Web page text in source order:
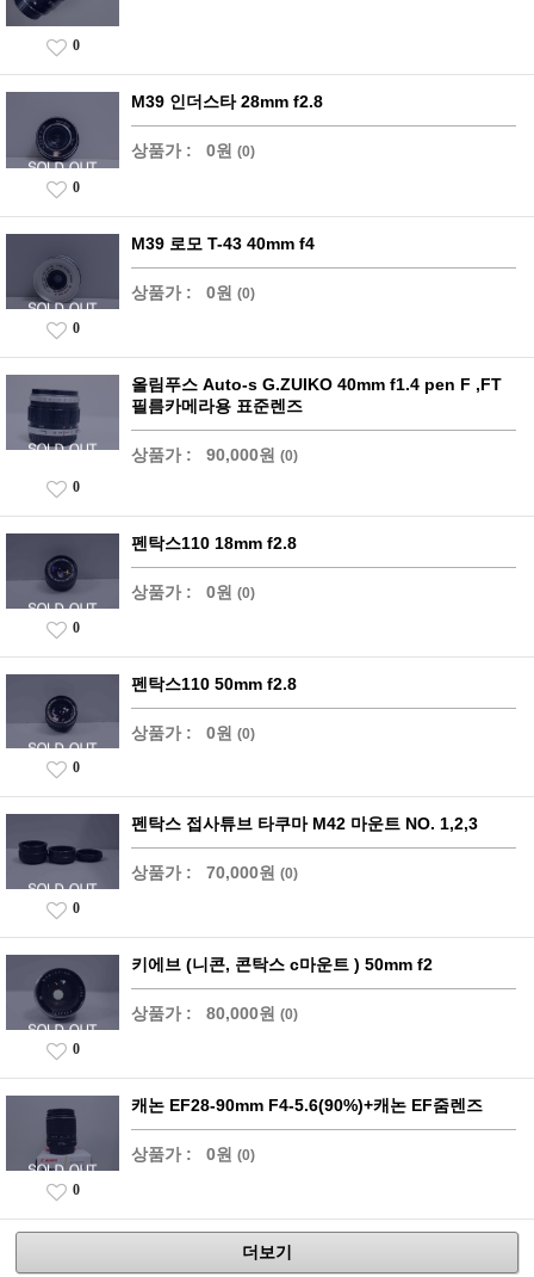
0
M39 인더스타 28mm f2.8
상품가 : 0원 (0)
0
M39 로모 T-43 40mm f4
상품가 : 0원 (0)
0
올림푸스 Auto-s G.ZUIKO 40mm f1.4 pen F ,FT
필름카메라용 표준렌즈
상품가 : 90,000원 (0)
0
펜탁스110 18mm f2.8
상품가 : 0원 (0)
0
펜탁스110 50mm f2.8
상품가 : 0원 (0)
0
펜탁스 접사튜브 타쿠마 M42 마운트 NO. 1,2,3
상품가 : 70,000원 (0)
0
키에브 (니콘, 콘탁스 c마운트 ) 50mm f2
상품가 : 80,000원 (0)
0
캐논 EF28-90mm F4-5.6(90%)+캐논 EF줌렌즈
상품가 : 0원 (0)
0
더보기